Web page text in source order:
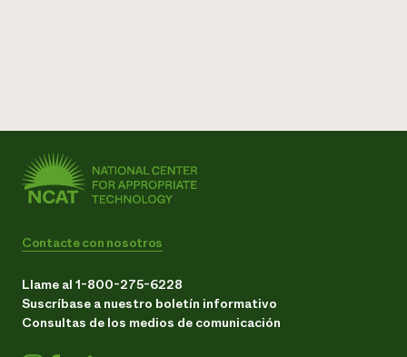
Contacte con nosotros
Llame al 1-800-275-6228
Suscríbase a nuestro boletín informativo
Consultas de los medios de comunicación